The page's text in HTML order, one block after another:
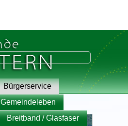
Bürgerservice
Gemeindeleben
Breitband / Glasfaser